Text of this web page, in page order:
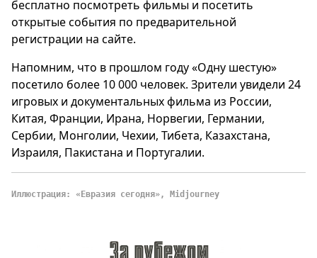
бесплатно посмотреть фильмы и посетить
открытые события по предварительной
регистрации на сайте.
Напомним, что в прошлом году «Одну шестую»
посетило более 10 000 человек. Зрители увидели 24
игровых и документальных фильма из России,
Китая, Франции, Ирана, Норвегии, Германии,
Сербии, Монголии, Чехии, Тибета, Казахстана,
Израиля, Пакистана и Португалии.
Иллюстрация: «Евразия сегодня», Midjourney